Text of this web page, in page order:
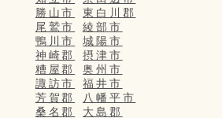
勝山市
東白川郡
尾鷲市
綾部市
鴨川市
城陽市
神崎郡
摂津市
糟屋郡
奥州市
諏訪市
福井市
芳賀郡
八幡平市
桑名郡
大島郡